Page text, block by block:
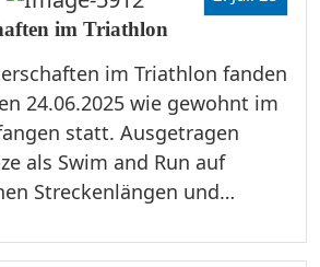
im Triathlon
im Triathlon fanden
24.06.2025 wie gewohnt im
statt. Ausgetragen
als Swim and Run auf
Streckenlängen und…